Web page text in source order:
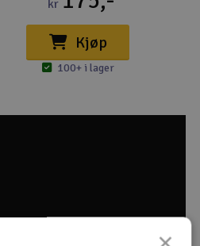
kr
Kjøp
100+ i lager